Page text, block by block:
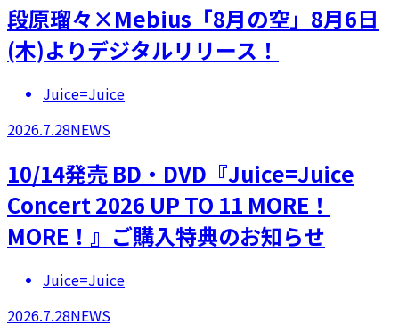
段原瑠々×Mebius「8月の空」8月6日
(木)よりデジタルリリース！
Juice=Juice
2026.7.28NEWS
10/14発売 BD・DVD『Juice=Juice
Concert 2026 UP TO 11 MORE！
MORE！』ご購入特典のお知らせ
Juice=Juice
2026.7.28NEWS